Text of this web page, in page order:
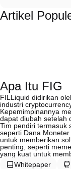
Artikel
Apa Itu FIG
FILLiquid didirikan
industri
Kepemimpinannya
dapat diubah setelah
Tim pendiri termasuk
seperti Dana
untuk memberikan
penting, seperti
yang kuat untuk
Whitepaper